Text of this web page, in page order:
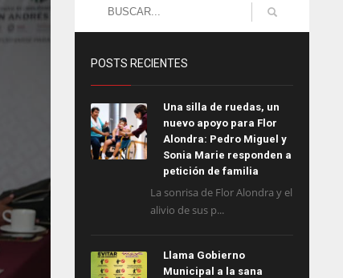
POSTS RECIENTES
Una silla de ruedas, un
nuevo apoyo para Flor
Alondra: Pedro Miguel y
Sonia Marie responden a
petición de familia
La sonrisa de Flor Alondra y el
alivio de sus p...
Llama Gobierno
Municipal a la sana